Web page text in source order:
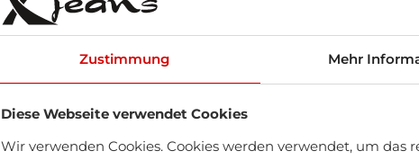
Zustimmung Mehr
Diese Webseite verwendet Cookies
Wir verwenden Cookies. Cookies werden verwendet, um das